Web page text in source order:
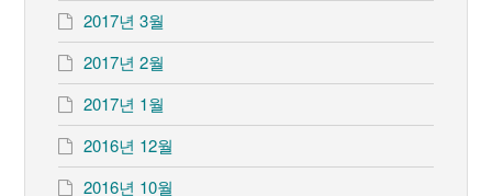
2017년 3월
2017년 2월
2017년 1월
2016년 12월
2016년 10월